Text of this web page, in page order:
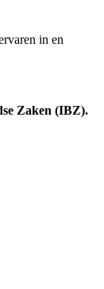
in en
Zaken (IBZ).